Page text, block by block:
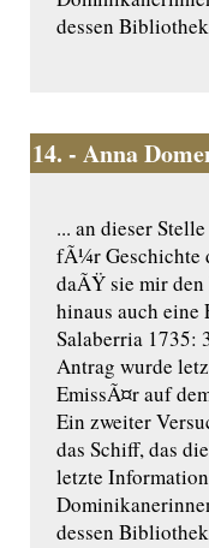
dessen
14. - Anna
... an dieser
fÃ¼r Geschichte
daÃŸ sie mir
hinaus auch
Salaberria 1735:
Antrag wurde
EmissÃ¤r auf
Ein zweiter
das Schiff, das
letzte
dessen